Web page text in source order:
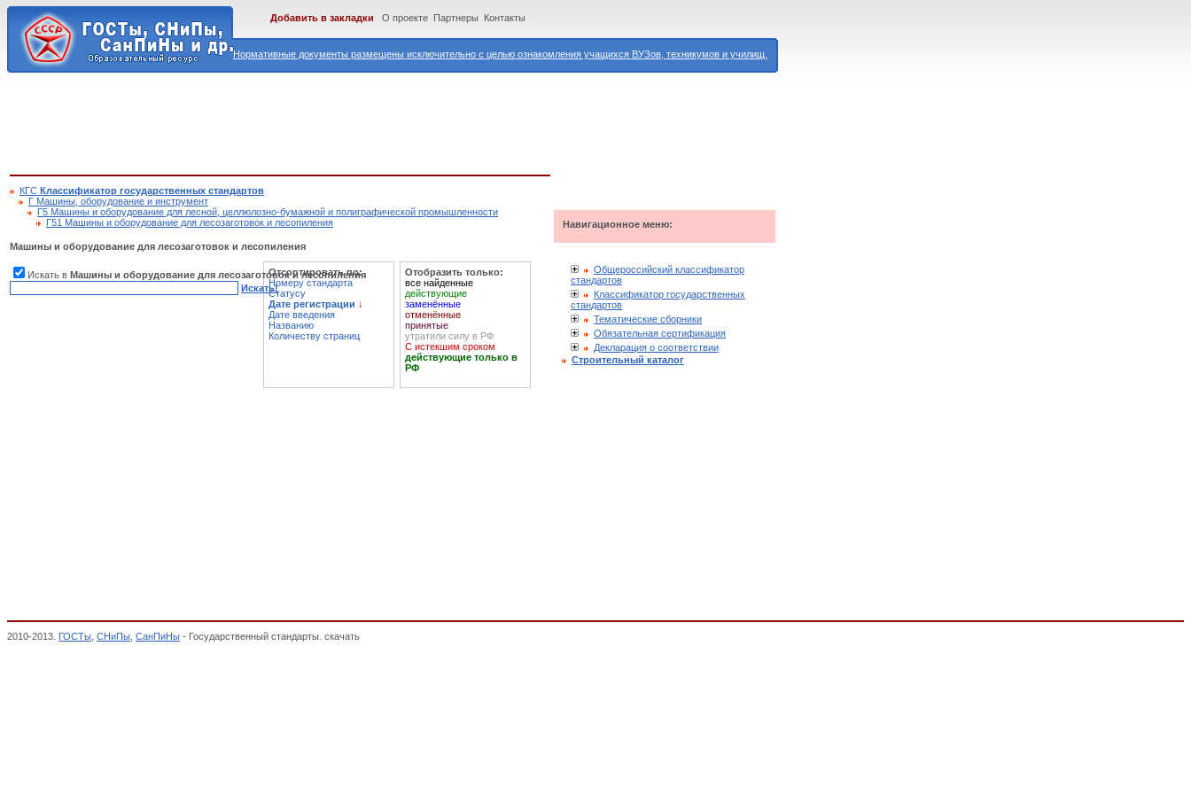
Нормативные документы размещены исключительно с целью ознакомления учащихся ВУЗов, техникумов и училищ.
Добавить в закладки О проекте Партнеры Контакты
КГС Классификатор государственных стандартов
Г Машины, оборудование и инструмент
Г5 Машины и оборудование для лесной, целлюлозно-бумажной и полиграфической промышленности
Г51 Машины и оборудование для лесозаготовок и лесопиления
Машины и оборудование для лесозаготовок и лесопиления
Искать в Машины и оборудование для лесозаготовок и лесопиления
Искать!
Отсортировать по:
Номеру стандарта
Статусу
Дате регистрации ↓
Дате введения
Названию
Количеству страниц
Отобразить только:
все найденные
действующие
заменённые
отменённые
принятые
утратили силу в РФ
С истекшим сроком
действующие только в
РФ
Навигационное меню:
Общероссийский классификатор
стандартов
Классификатор государственных
стандартов
Тематические сборники
Обязательная сертификация
Декларация о соответствии
Строительный каталог
2010-2013. ГОСТы СНиПы СанПиНы - Государственный стандарты. скачать